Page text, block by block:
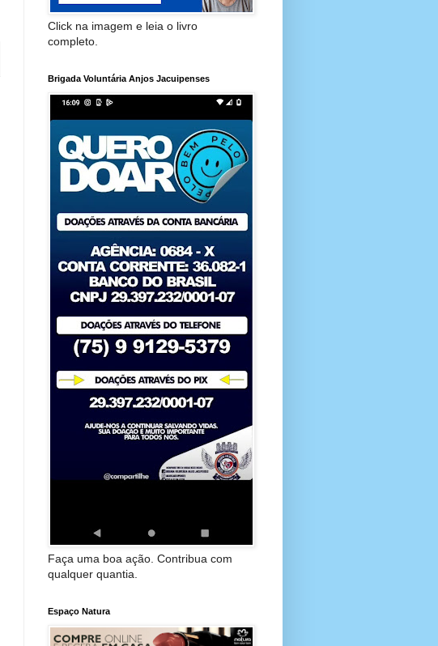
Click na imagem e leia o livro
completo.
Brigada Voluntária Anjos Jacuipenses
Faça uma boa ação. Contribua com
qualquer quantia.
Espaço Natura